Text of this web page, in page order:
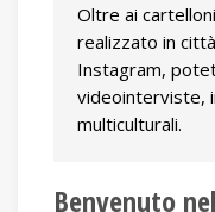
Oltre ai
realizzato in
Instagram,
videointerviste,
multiculturali.
Benvenuto